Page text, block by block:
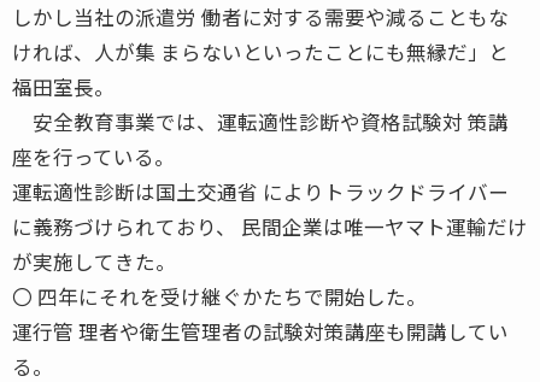
しかし当社の派遣労 働者に対する需要や減ることもな
ければ、人が集 まらないといったことにも無縁だ」と
福田室長。
安全教育事業では、運転適性診断や資格試験対 策講
座を行っている。
運転適性診断は国土交通省 によりトラックドライバー
に義務づけられており、 民間企業は唯一ヤマト運輸だけ
が実施してきた。
〇 四年にそれを受け継ぐかたちで開始した。
運行管 理者や衛生管理者の試験対策講座も開講してい
る。